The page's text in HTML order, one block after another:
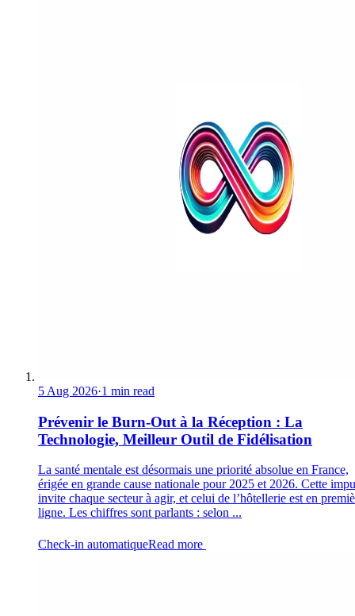
5 Aug 2026·1 min read
Prévenir le Burn-Out à la Réception : La
Technologie, Meilleur Outil de Fidélisation
La santé mentale est désormais une priorité absolue en France,
érigée en grande cause nationale pour 2025 et 2026. Cette
invite chaque secteur à agir, et celui de l’hôtellerie est en
ligne. Les chiffres sont parlants : selon ...
Check-in automatiqueRead more